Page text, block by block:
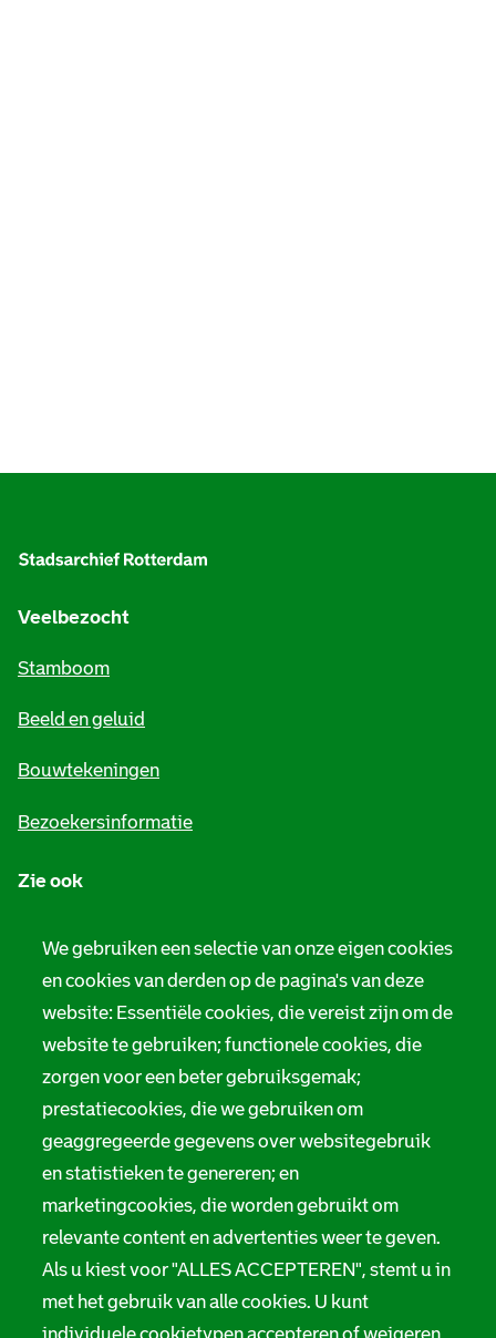
We gebruiken een selectie van onze eigen cookies
en cookies van derden op de pagina's van deze
website: Essentiële cookies, die vereist zijn om de
website te gebruiken; functionele cookies, die
zorgen voor een beter gebruiksgemak;
prestatiecookies, die we gebruiken om
geaggregeerde gegevens over websitegebruik
en statistieken te genereren; en
marketingcookies, die worden gebruikt om
relevante content en advertenties weer te geven.
Als u kiest voor "ALLES ACCEPTEREN", stemt u in
met het gebruik van alle cookies. U kunt
Veelbezocht
Stamboom
Beeld en geluid
Bouwtekeningen
Bezoekersinformatie
Zie ook
Privacy
Digitale toegankelijkheid
Servicenormen
Melding taalgebruik
Suggesties en opmerkingen
Stadsarchief Rotterdam
Hofdijk 651, 3032 CG Rotterdam